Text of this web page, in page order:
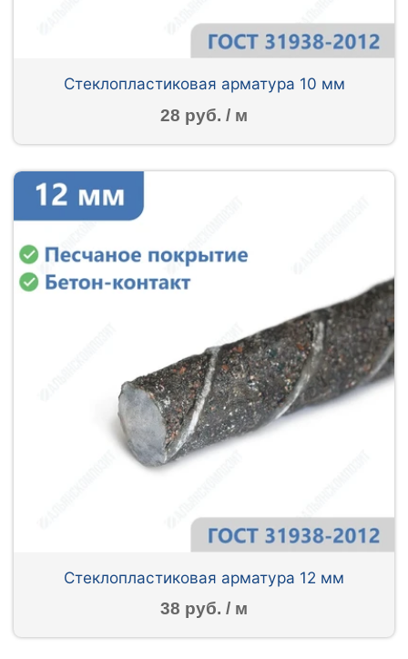
Стеклопластиковая арматура 10 мм
28 руб. / м
Стеклопластиковая арматура 12 мм
38 руб. / м